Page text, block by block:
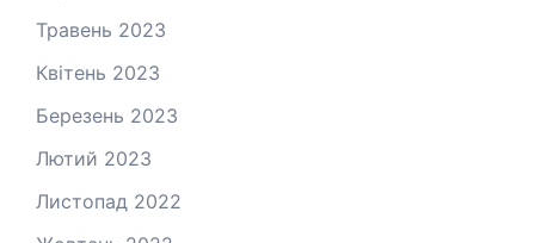
Травень 2023
Квітень 2023
Березень 2023
Лютий 2023
Листопад 2022